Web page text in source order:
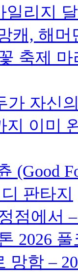
일리지
캐, 해머
축제
가 자신
지 이미
(Good
판타지
점에서
2026
망함 –